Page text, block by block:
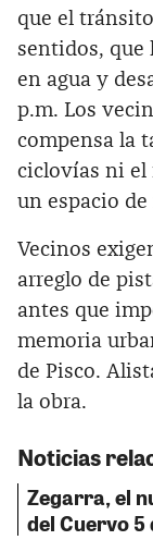
que el
sentidos, que
en agua y
p.m. Los
compensa la
ciclovías ni el
un espacio
Vecinos
arreglo de
antes que
memoria
de Pisco.
la obra.
Noticias
Zegarra, el
del Cuervo